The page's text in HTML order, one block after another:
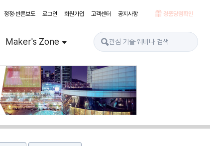
정정·반론보도 로그인 회원가입 고객센터 공지사항 경품당첨확인
Maker's Zone